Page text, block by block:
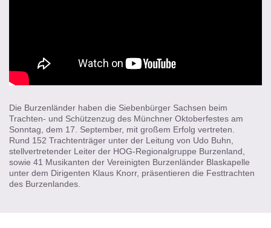
Die Burzenländer haben die Siebenbürger Sachsen beim
Trachten- und Schützenzug des Münchner Oktoberfestes am
Sonntag, dem 17. September, mit großem Erfolg vertreten.
Rund 152 Trachtenträger unter der Leitung von Udo Buhn,
stellvertretender Leiter der HOG-Regionalgruppe Burzenland,
sowie 41 Musikanten der Vereinigten Burzenländer Blaskapelle
unter dem Dirigenten Klaus Knorr, präsentieren die Festtrachten
des Burzenlandes.